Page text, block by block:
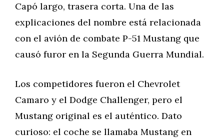
Capó largo, trasera corta. Una de las
explicaciones del nombre está relacionada
con el avión de combate P-51 Mustang que
causó furor en la Segunda Guerra Mundial.
Los competidores fueron el Chevrolet
Camaro y el Dodge Challenger, pero el
Mustang original es el auténtico. Dato
curioso: el coche se llamaba Mustang en